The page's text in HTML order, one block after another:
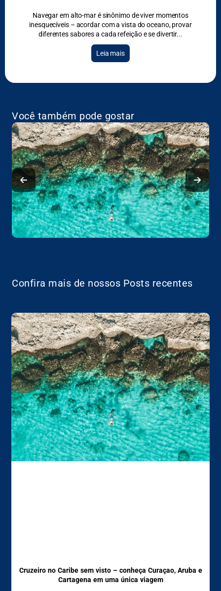
Navegar em alto-mar é sinônimo de viver momentos
inesquecíveis – acordar com a vista do oceano, provar
diferentes sabores a cada refeição e se divertir
Leia mais
Você também pode gostar
Confira mais de nossos Posts recentes
Cruzeiro no Caribe sem visto – conheça Curaçao, Aruba e
Cartagena em uma única viagem